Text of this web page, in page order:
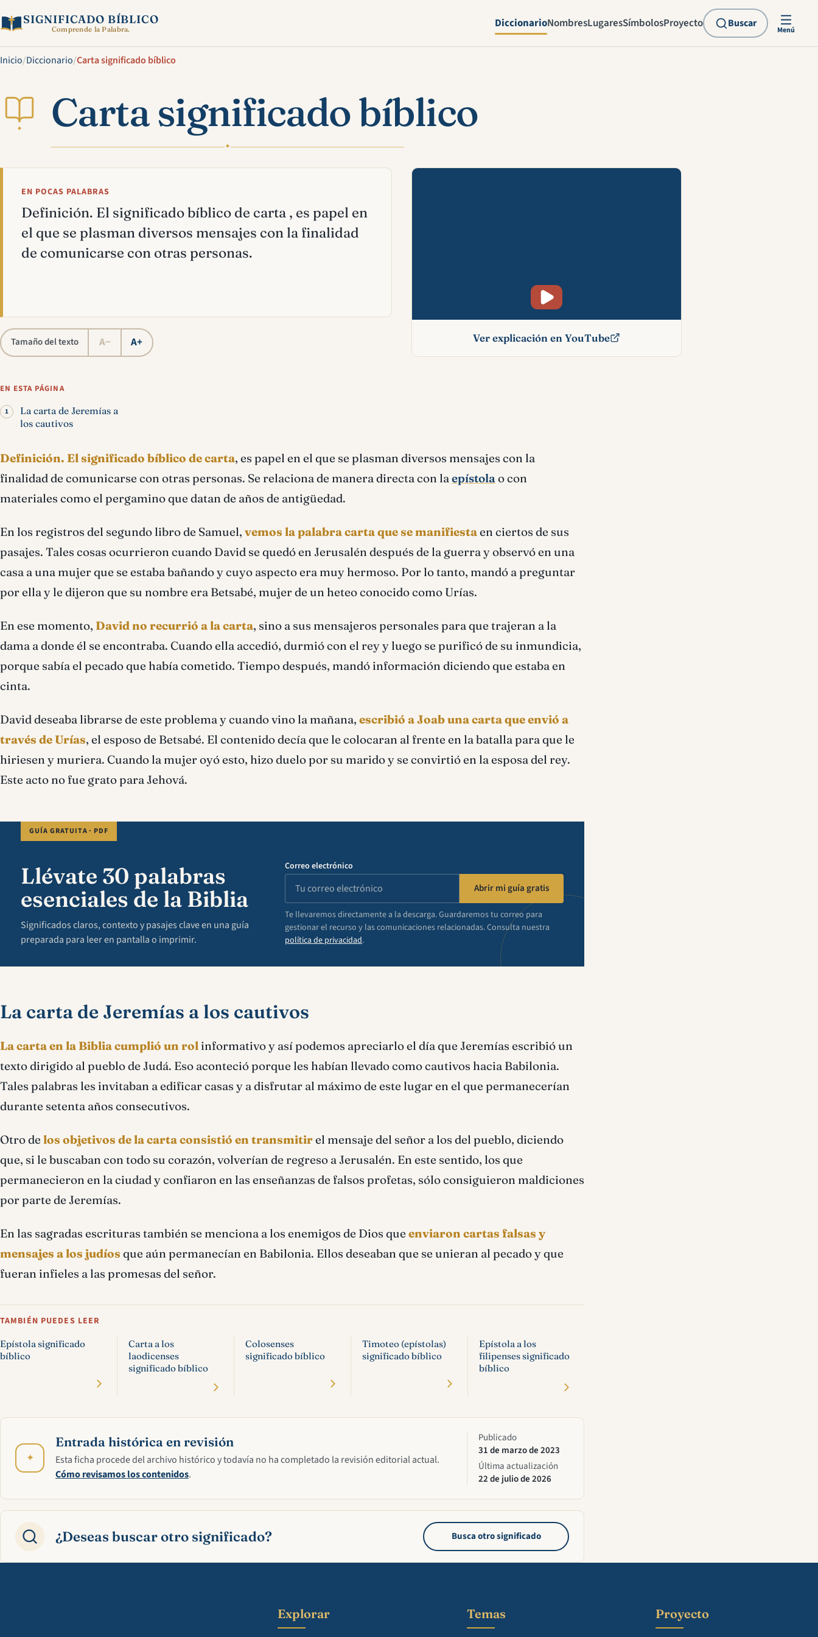
SIGNIFICADO BÍBLICO
Comprende la Palabra. DiccionarioNombresLugaresSímbolosProyecto Buscar
Menú
Inicio/Diccionario/Carta significado bíblico
✦ Carta significado bíblico
✦
EN POCAS PALABRAS
Definición. El significado bíblico de carta , es papel en
el que se plasman diversos mensajes con la finalidad
de comunicarse con otras personas.
Tamaño del texto A− A+
Mira esta explicación en vídeo
Ver explicación en YouTube
EN ESTA PÁGINA
La carta de Jeremías a
los cautivos
Definición. El significado bíblico de carta, es papel en el que se plasman diversos mensajes con la
finalidad de comunicarse con otras personas. Se relaciona de manera directa con laepístolao con
materiales como el pergamino que datan de años de antigüedad.
En los registros del segundo libro de Samuel, vemos la palabra carta que se manifiestaen ciertos de sus
pasajes. Tales cosas ocurrieron cuando David se quedó en Jerusalén después de la guerra y observó en una
casa a una mujer que se estaba bañando y cuyo aspecto era muy hermoso. Por lo tanto, mandó a preguntar
por ella y le dijeron que su nombre era Betsabé, mujer de un heteo conocido como Urías.
En ese momento, David no recurrió a la carta, sino a sus mensajeros personales para que trajeran a la
dama a donde él se encontraba. Cuando ella accedió, durmió con el rey y luego se purificó de su inmundicia,
porque sabía el pecado que había cometido. Tiempo después, mandó información diciendo que estaba en
cinta.
David deseaba librarse de este problema y cuando vino la mañana, escribió a Joab una carta que envió a
través de Urías, el esposo de Betsabé. El contenido decía que le colocaran al frente en la batalla para que le
hiriesen y muriera. Cuando la mujer oyó esto, hizo duelo por su marido y se convirtió en la esposa del rey.
Este acto no fue grato para Jehová.
GUÍA GRATUITA · PDF
Llévate 30 palabras
esenciales de la Biblia
Significados claros, contexto y pasajes clave en una guía
preparada para leer en pantalla o imprimir.
Correo electrónico
Abrir mi guía gratis
Te llevaremos directamente a la descarga. Guardaremos tu correo para
gestionar el recurso y las comunicaciones relacionadas. Consulta nuestra
política de privacidad.
La carta de Jeremías a los cautivos
La carta en la Biblia cumplió un rol informativo y así podemos apreciarlo el día que Jeremías escribió un
texto dirigido al pueblo de Judá. Eso aconteció porque les habían llevado como cautivos hacia Babilonia.
Tales palabras les invitaban a edificar casas y a disfrutar al máximo de este lugar en el que permanecerían
durante setenta años consecutivos.
Otro de los objetivos de la carta consistió en transmitirel mensaje del señor a los del pueblo, diciendo
que, si le buscaban con todo su corazón, volverían de regreso a Jerusalén. En este sentido, los que
permanecieron en la ciudad y confiaron en las enseñanzas de falsos profetas, sólo consiguieron maldiciones
por parte de Jeremías.
En las sagradas escrituras también se menciona a los enemigos de Dios que enviaron cartas falsas y
mensajes a los judíos que aún permanecían en Babilonia. Ellos deseaban que se unieran al pecado y que
fueran infieles a las promesas del señor.
TAMBIÉN PUEDES LEER
Epístola significado
bíblico
Carta a los
laodicenses
significado bíblico
Colosenses
significado bíblico
Timoteo (epístolas)
significado bíblico
Epístola a los
filipenses significado
bíblico
✦
Entrada histórica en revisión
Esta ficha procede del archivo histórico y todavía no ha completado la revisión editorial actual.
Cómo revisamos los contenidos.
Publicado
31 de marzo de 2023
Última actualización
22 de julio de 2026
¿Deseas buscar otro significado? Busca otro significado
Explorar Temas Proyecto